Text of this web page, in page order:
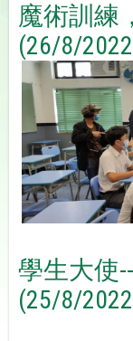
魔術訓練
(26/8/
學生大使
(25/8/